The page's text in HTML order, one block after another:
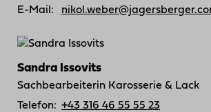
E-Mail:
Sandra Issovits
Sachbearbeiterin Karosserie & Lack
Telefon: +43 316 46 55 55 23